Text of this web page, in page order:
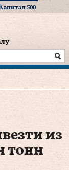
500
из
тонн